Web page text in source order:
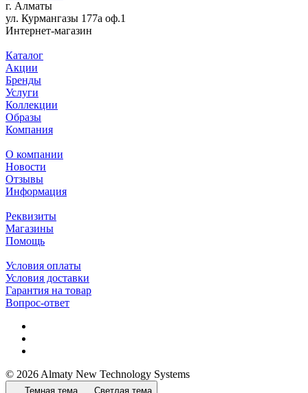
г. Алматы
ул. Курмангазы 177а оф.1
Интернет-магазин
Каталог
Акции
Бренды
Услуги
Коллекции
Образы
Компания
О компании
Новости
Отзывы
Информация
Реквизиты
Магазины
Помощь
Условия оплаты
Условия доставки
Гарантия на товар
Вопрос-ответ
© 2026 Almaty New Technology Systems
Темная тема Светлая тема